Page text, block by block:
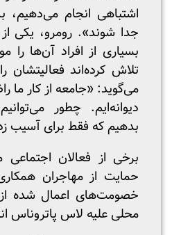
اشتباهی انجام
جدا شوند». رومرو، یکی
بسیاری از افراد آن‌ها را
تلاش کرده‌اند فعالیتشان
می‌گوید: «جامعه از کار ما
دیوانه‌ایم. چطور
بدهیم که فقط برای آسیب
برخی از فعالان
حمایت از مهاجران
خصومت‌های اعمال شده
محلی علیه لاس پاتروناس